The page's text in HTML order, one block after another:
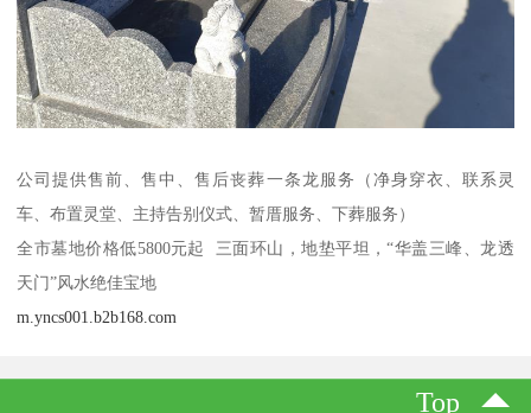
公司提供售前、售中、售后丧葬一条龙服务（净身穿衣、联系灵
车、布置灵堂、主持告别仪式、暂厝服务、下葬服务）
全市墓地价格低5800元起 三面环山，地垫平坦，“华盖三峰、龙透
天门”风水绝佳宝地
m.yncs001.b2b168.com
Top